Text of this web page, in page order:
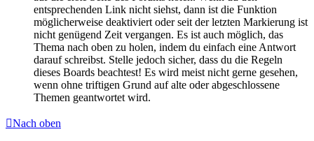
entsprechenden Link nicht siehst, dann ist die Funktion
möglicherweise deaktiviert oder seit der letzten Markierung ist
nicht genügend Zeit vergangen. Es ist auch möglich, das
Thema nach oben zu holen, indem du einfach eine Antwort
darauf schreibst. Stelle jedoch sicher, dass du die Regeln
dieses Boards beachtest! Es wird meist nicht gerne gesehen,
wenn ohne triftigen Grund auf alte oder abgeschlossene
Themen geantwortet wird.
Nach oben